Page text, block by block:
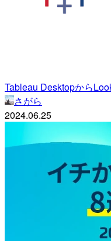
Tableau Desktopから
さがら
2024.06.25